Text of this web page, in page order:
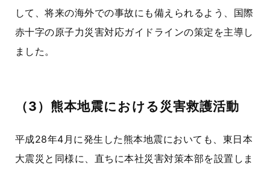
して、将来の海外での事故にも備えられるよう、国際
赤十字の原子力災害対応ガイドラインの策定を主導し
ました。
（3）熊本地震における災害救護活動
平成28年4月に発生した熊本地震においても、東日本
大震災と同様に、直ちに本社災害対策本部を設置しま